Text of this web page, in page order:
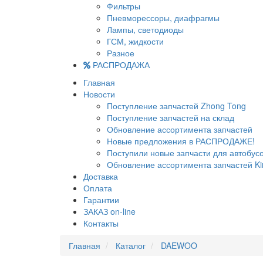
Фильтры
Пневморессоры, диафрагмы
Лампы, светодиоды
ГСМ, жидкости
Разное
РАСПРОДАЖА
Главная
Новости
Поступление запчастей Zhong Tong
Поступление запчастей на склад
Обновление ассортимента запчастей
Новые предложения в РАСПРОДАЖЕ!
Поступили новые запчасти для
Обновление ассортимента запчастей
Доставка
Оплата
Гарантии
ЗАКАЗ on-line
Контакты
Главная
Каталог DAEWOO